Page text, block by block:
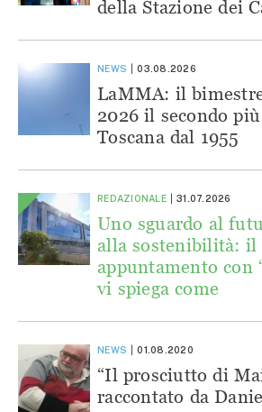
della Stazione dei
NEWS 03.08.2026
LaMMA: il
2026 il secondo
Toscana dal 1955
REDAZIONALE 31.07.2026
Uno sguardo al
alla sostenibilità: il
appuntamento con
vi spiega come
NEWS 01.08.2020
“Il prosciutto di
raccontato da